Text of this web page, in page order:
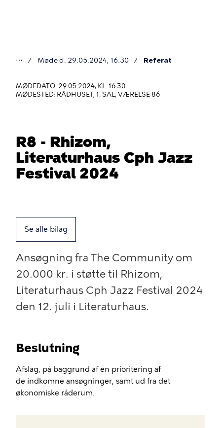
er
her
⋯ Møde d. 29.05.2024, 16:30 Referat
MØDEDATO: 29.05.2024, KL. 16:30
MØDESTED: RÅDHUSET, 1. SAL, VÆRELSE 86
R8 - Rhizom,
Literaturhaus Cph Jazz
Festival 2024
Se alle bilag
Ansøgning fra The Community om
20.000 kr. i støtte til Rhizom,
Literaturhaus Cph Jazz Festival 2024
den 12. juli i Literaturhaus.
Beslutning
Afslag, på baggrund af en prioritering af
de indkomne ansøgninger, samt ud fra det
økonomiske råderum.